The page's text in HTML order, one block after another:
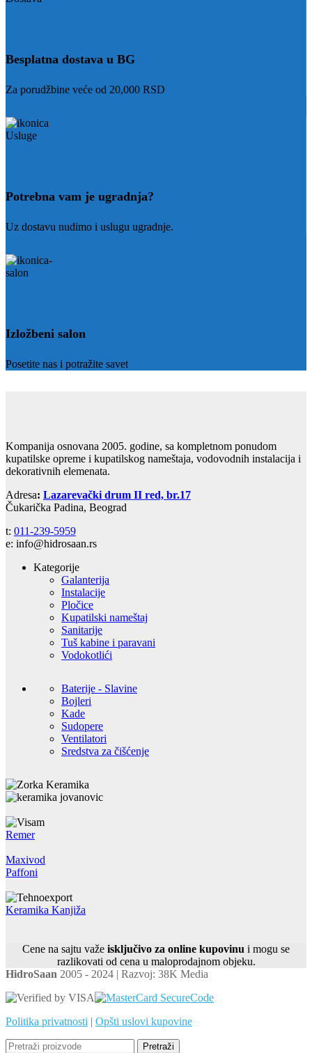
Besplatna dostava u BG
Za porudžbine veće od 20,000 RSD
Potrebna vam je ugradnja?
Uz dostavu nudimo i uslugu ugradnje.
Izložbeni salon
Posetite nas i potražite savet
Kompanija osnovana 2005. godine, sa kompletnom ponudom
kupatilske opreme i kupatilskog nameštaja, vodovodnih instalacija i
dekorativnih elemenata.
Adresa: Lazarevački drum II red, br.17
Čukarička Padina, Beograd
t: 011-239-5959
e: info@hidrosaan.rs
Kategorije
Galanterija
Instalacije
Pločice
Kupatilski nameštaj
Sanitarije
Tuš kabine i paravani
Vodokotlići
Baterije - Slavine
Bojleri
Kade
Sudopere
Ventilatori
Sredstva za čišćenje
Remer
Maxivod
Paffoni
Keramika Kanjiža
Cene na sajtu važe isključivo za online kupovinu i mogu se
razlikovati od cena u maloprodajnom objeku.
HidroSaan 2005 - 2024 | Razvoj: 38K Media
Politika privatnosti | Opšti uslovi kupovine
Pretraži